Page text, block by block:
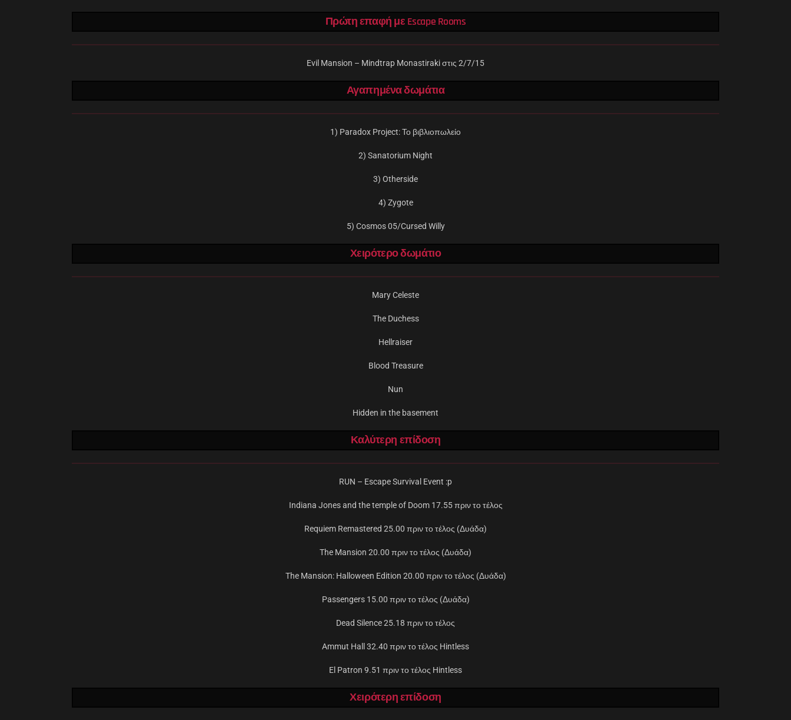
Πρώτη επαφή με Escape Rooms
Evil Mansion – Mindtrap Monastiraki στις 2/7/15
Αγαπημένα δωμάτια
1) Paradox Project: Το βιβλιοπωλείο
2) Sanatorium Night
3) Otherside
4) Zygote
5) Cosmos 05/Cursed Willy
Χειρότερο δωμάτιο
Mary Celeste
The Duchess
Hellraiser
Blood Treasure
Nun
Hidden in the basement
Καλύτερη επίδοση
RUN – Escape Survival Event :p
Indiana Jones and the temple of Doom 17.55 πριν το τέλος
Requiem Remastered 25.00 πριν το τέλος (Δυάδα)
The Mansion 20.00 πριν το τέλος (Δυάδα)
The Mansion: Halloween Edition 20.00 πριν το τέλος (Δυάδα)
Passengers 15.00 πριν το τέλος (Δυάδα)
Dead Silence 25.18 πριν το τέλος
Ammut Hall 32.40 πριν το τέλος Hintless
El Patron 9.51 πριν το τέλος Hintless
Χειρότερη επίδοση